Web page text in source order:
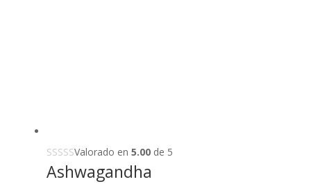
Valorado en 5.00de 5
Ashwagandha